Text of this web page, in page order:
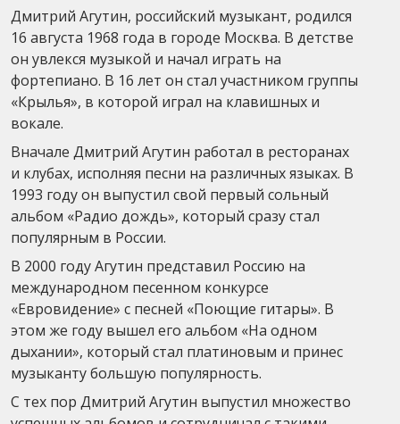
Дмитрий Агутин, российский музыкант, родился
16 августа 1968 года в городе Москва. В детстве
он увлекся музыкой и начал играть на
фортепиано. В 16 лет он стал участником группы
«Крылья», в которой играл на клавишных и
вокале.
Вначале Дмитрий Агутин работал в ресторанах
и клубах, исполняя песни на различных языках. В
1993 году он выпустил свой первый сольный
альбом «Радио дождь», который сразу стал
популярным в России.
В 2000 году Агутин представил Россию на
международном песенном конкурсе
«Евровидение» с песней «Поющие гитары». В
этом же году вышел его альбом «На одном
дыхании», который стал платиновым и принес
музыканту большую популярность.
С тех пор Дмитрий Агутин выпустил множество